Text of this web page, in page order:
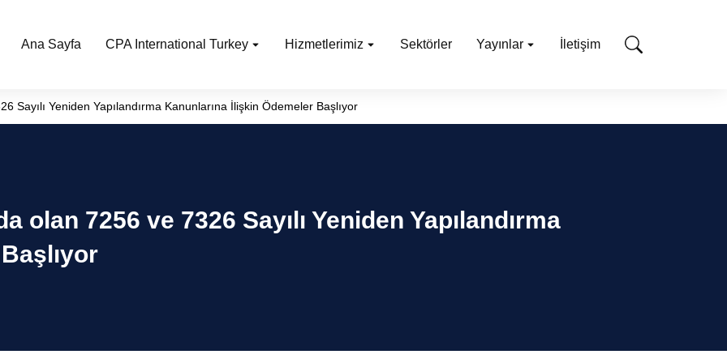
Ana Sayfa CPA International Turkey Hizmetlerimiz Sektörler Yayınlar İletişim
Sayılı Yeniden Yapılandırma Kanunlarına İlişkin Ödemeler Başlıyor
olan 7256 ve 7326 Sayılı Yeniden Yapılandırma